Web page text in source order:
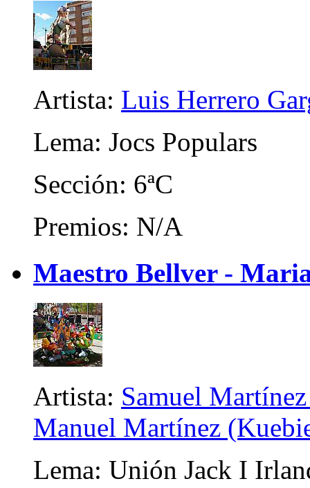
Artista: Luis Herrero
Lema: Jocs Populars
Sección: 6ªC
Premios: N/A
Maestro Bellver -
Artista: Samuel
Manuel Martínez
Lema: Unión Jack I